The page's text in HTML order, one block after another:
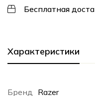
Бесплатная
Характеристики
Бренд Razer